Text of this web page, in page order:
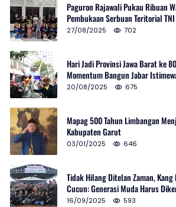
Paguron Rajawali Pukau Ribuan
Pembukaan Serbuan Teritorial
Cibatu
27/08/2025 702
Hari Jadi Provinsi Jawa Barat ke
Momentum Bangun Jabar
Lembur di Urus Kota Ditata
20/08/2025 675
Mapag 500 Tahun Limbangan
Kabupaten Garut
03/01/2025 646
Tidak Hilang Ditelan Zaman, Kang
Cucun: Generasi Muda Harus
Pencak Silat
16/09/2025 593